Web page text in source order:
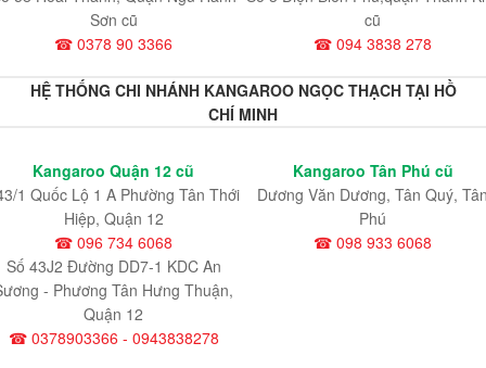
Sơn cũ
☎ 0378 90 3366
cũ
☎ 094 3838 278
HỆ THỐNG CHI NHÁNH KANGAROO NGỌC THẠCH TẠI HỒ
CHÍ MINH
Kangaroo Quận 12 cũ
1 Quốc Lộ 1 A Phường Tân Thới
Hiệp, Quận 12
☎ 096 734 6068
Số 43J2 Đường DD7-1 KDC An
- Phương Tân Hưng Thuận,
Quận 12
☎ 0378903366 - 0943838278
Kangaroo Tân Phú cũ
Dương Văn Dương, Tân Quý,
Phú
☎ 098 933 6068